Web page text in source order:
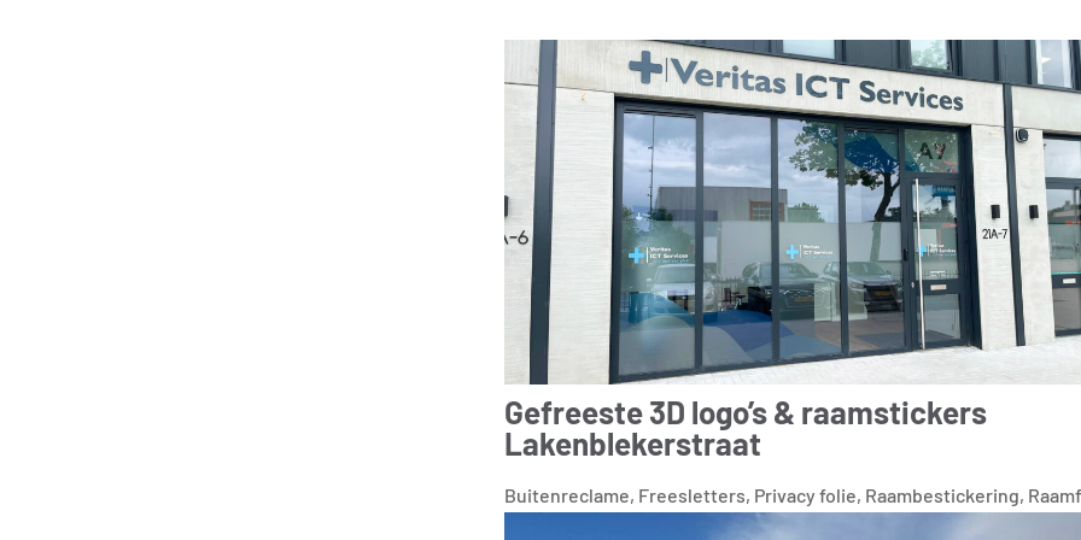
Gefreeste 3D logo’s & raamstickers
Lakenblekerstraat
Buitenreclame, Freesletters, Privacy folie, Raambestickering,